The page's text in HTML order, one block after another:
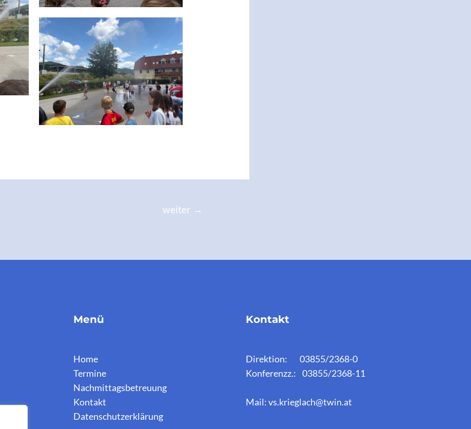
weiter →
Menü
Home
Termine
Nachmittagsbetreuung
Kontakt
Datenschutzerklärung
Kontakt
Direktion: 03855/2368-0
Konferenzz.: 03855/2368-11
Mail: vs.krieglach@twin.at